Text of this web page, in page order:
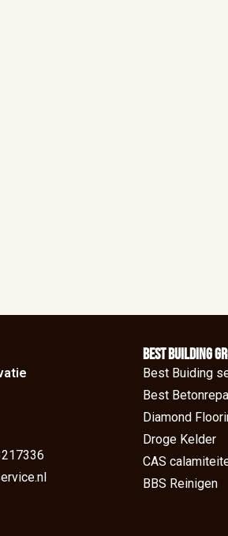
BEst Building
Best Buiding
Best
Diamond
Droge Kelder
CAS
BBS Reinigen